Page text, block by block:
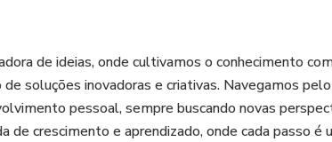
de ideias, onde cultivamos o conhecimento
soluções inovadoras e criativas. Navegamos
pessoal, sempre buscando novas
de crescimento e aprendizado, onde cada passo é